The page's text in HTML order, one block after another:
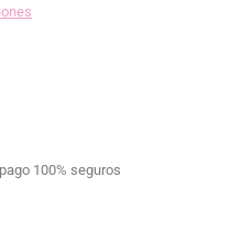
100% seguros